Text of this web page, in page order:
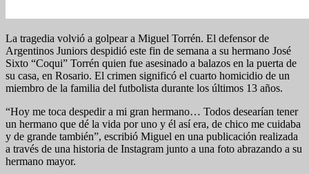
La tragedia volvió a golpear a Miguel Torrén. El defensor de
Argentinos Juniors despidió este fin de semana a su hermano José
Sixto “Coqui” Torrén quien fue asesinado a balazos en la puerta de
su casa, en Rosario. El crimen significó el cuarto homicidio de un
miembro de la familia del futbolista durante los últimos 13 años.
“Hoy me toca despedir a mi gran hermano… Todos desearían tener
un hermano que dé la vida por uno y él así era, de chico me cuidaba
y de grande también”, escribió Miguel en una publicación realizada
a través de una historia de Instagram junto a una foto abrazando a su
hermano mayor.